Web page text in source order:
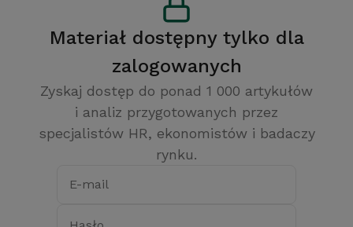
Materiał dostępny tylko dla
zalogowanych
Zyskaj dostęp do ponad 1 000 artykułów
i analiz przygotowanych przez
specjalistów HR, ekonomistów i badaczy
rynku.
E-mail